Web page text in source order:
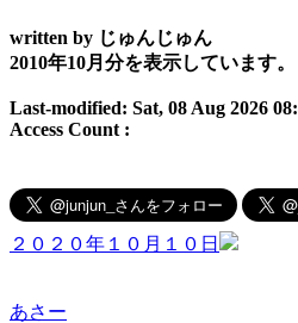
written by じゅんじゅん
2010年10月分を表示しています。
Last-modified: Sat, 08 Aug 2026
Access Count :
２０２０年１０月１０日
あさー